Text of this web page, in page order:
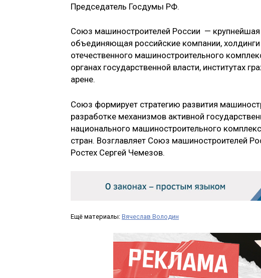
Председатель Госдумы РФ.
Союз машиностроителей России —
объединяющая российские компании,
отечественного машиностроительного
органах государственной власти, институтах
арене.
Союз формирует стратегию развития
разработке механизмов активной
национального машиностроительного
стран. Возглавляет Союз машиностроителей
Ростех Сергей Чемезов.
Ещё материалы: Вячеслав Володин